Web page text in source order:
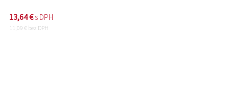
13,64€s DPH
11,09 € bez DPH